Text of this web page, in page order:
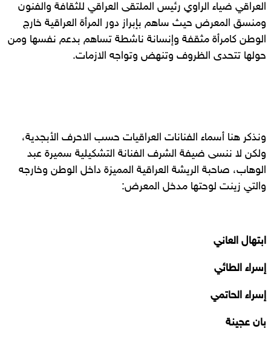
العراقي ضياء الراوي رئيس الملتقى العراقي للثقافة والفنون
ومنسق المعرض حيث ساهم بإبراز دور المرأة العراقية خارج
الوطن كامرأة مثقفة وإنسانة ناشطة تساهم بدعم نفسها ومن
حولها تتحدى الظروف وتنهض وتواجه الازمات.
ونذكر هنا أسماء الفنانات العراقيات حسب الاحرف الأبجدية،
ولكن لا ننسى ضيفة الشرف الفنانة التشكيلية سميرة عبد
الوهاب، صاحبة الريشة العراقية المميزة داخل الوطن وخارجه
والتي زينت لوحتها مدخل المعرض:
ابتهال العاني
إسراء الطائي
إسراء الحاتمي
بان عجينة